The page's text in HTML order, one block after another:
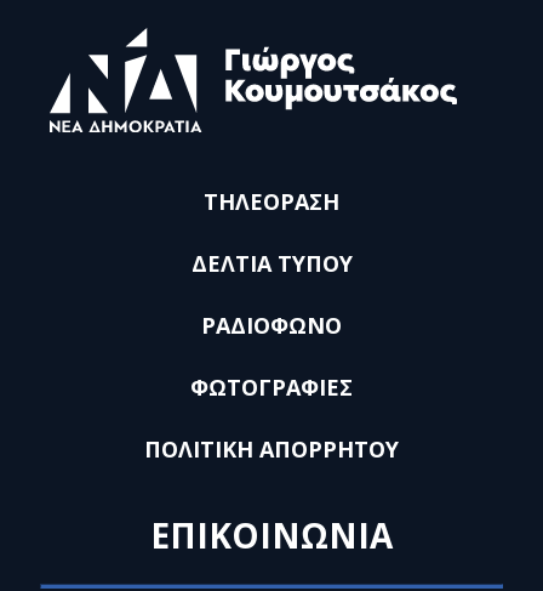
ΤΗΛΕΟΡΑΣΗ
ΔΕΛΤΙΑ ΤΥΠΟΥ
ΡΑΔΙΟΦΩΝΟ
ΦΩΤΟΓΡΑΦΙΕΣ
ΠΟΛΙΤΙΚΗ ΑΠΟΡΡΗΤΟΥ
ΕΠΙΚΟΙΝΩΝΙΑ